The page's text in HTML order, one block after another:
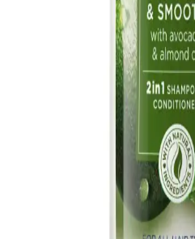
Le'Sandre Organics Doğal
Çam Terebentin ve Hint
Le'Sandre Organics'in üçlü saç
saçlarınızı güçlendirir, uzatır ve
terebentin ve hint yağıyla sağlıklı
Saç Sağlığını Destekleyen
Çözümlerle Güçlü Saçlar
Doğal ve bitkisel saç bakım
güçlendirir ve hacim kazandırır.
gibi doğal ürünlerle sağlıklı saçlara